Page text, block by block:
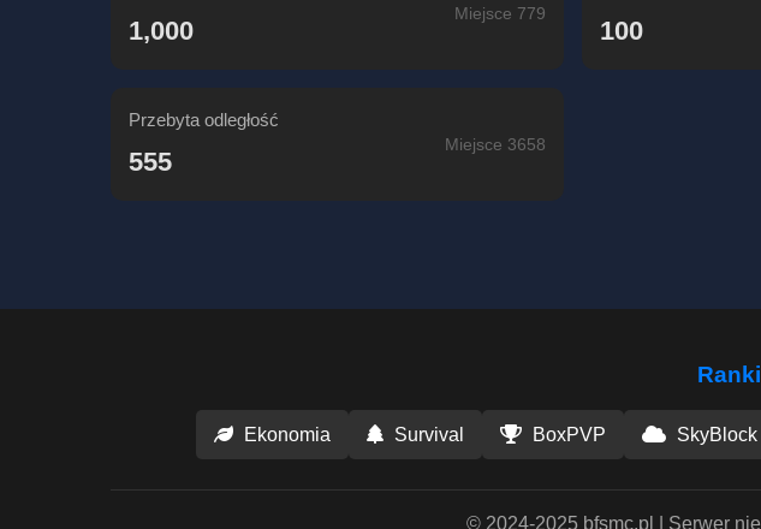
1,000
Miejsce 779
100
Przebyta odległość
555
Miejsce 3658
Ekonomia Survival BoxPVP SkyBlock
© 2024-2025 bfsmc.pl | Serwer